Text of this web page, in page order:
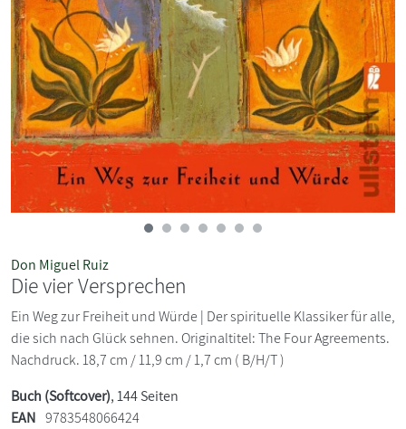
Don Miguel Ruiz
Die vier Versprechen
Ein Weg zur Freiheit und Würde | Der spirituelle Klassiker für alle,
die sich nach Glück sehnen. Originaltitel: The Four Agreements.
Nachdruck. 18,7 cm / 11,9 cm / 1,7 cm ( B/H/T )
Buch (Softcover), 144 Seiten
EAN 9783548066424